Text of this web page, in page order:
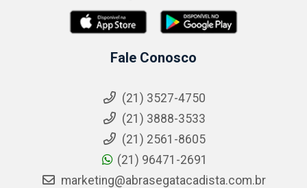
Fale Conosco
(21) 3527-4750
(21) 3888-3533
(21) 2561-8605
(21) 96471-2691
marketing@abrasegatacadista.com.br